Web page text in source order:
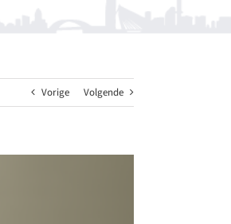
Vorige Volgende